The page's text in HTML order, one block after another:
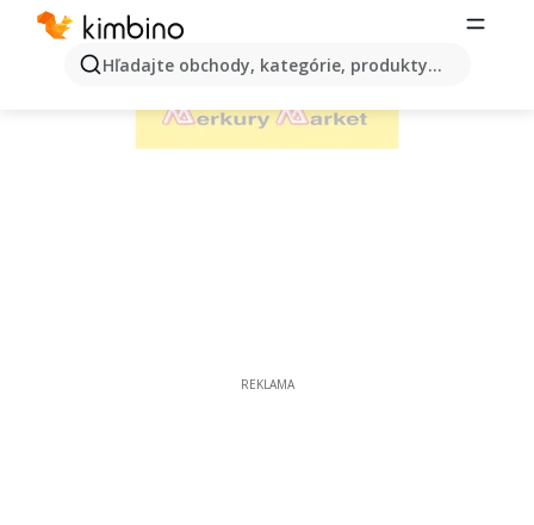
Hľadajte obchody, kategórie, produkty...
REKLAMA